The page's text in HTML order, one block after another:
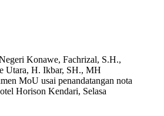
Konawe, Fachrizal, S.H.,
Utara, H. Ikbar, SH., MH
MoU usai penandatangan nota
Horison Kendari, Selasa